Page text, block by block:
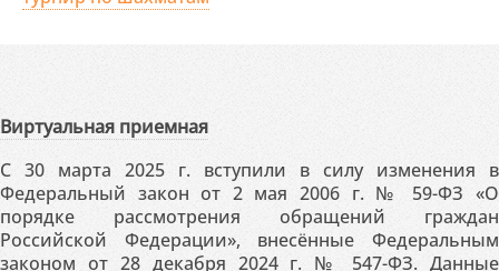
Виртуальная приемная
С 30 марта 2025 г. вступили в силу изменения в
Федеральный закон от 2 мая 2006 г. № 59-ФЗ «О
порядке рассмотрения обращений граждан
Российской Федерации», внесённые Федеральным
законом от 28 декабря 2024 г. № 547-ФЗ. Данные